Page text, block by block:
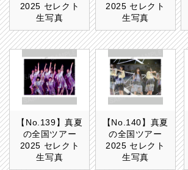
2025 セレクト
生写真
2025 セレクト
生写真
【No.139】真夏
の全国ツアー
2025 セレクト
生写真
【No.140】真夏
の全国ツアー
2025 セレクト
生写真